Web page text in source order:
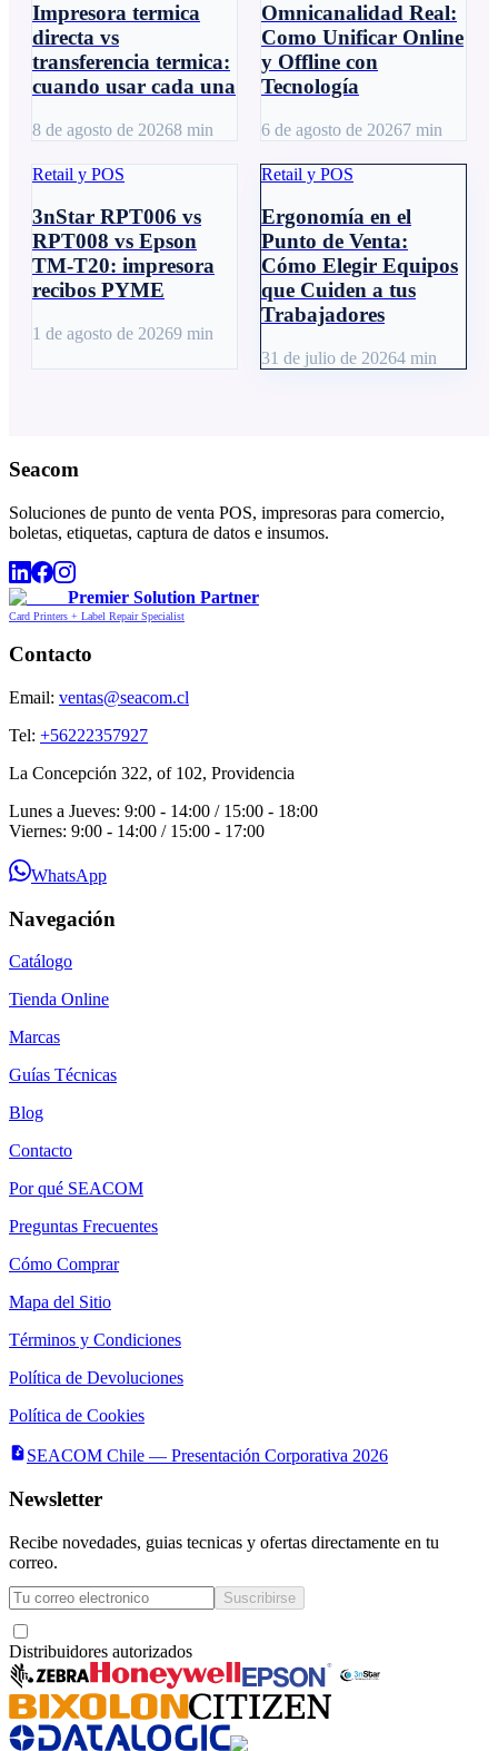
Impresora termica
directa vs
transferencia termica:
cuando usar cada una
8 de agosto de 20268 min
Omnicanalidad Real:
Como Unificar Online
y Offline con
Tecnología
6 de agosto de 20267 min
Retail y POS
3nStar RPT006 vs
RPT008 vs Epson
TM-T20: impresora
recibos PYME
1 de agosto de 20269 min
Retail y POS
Ergonomía en el
Punto de Venta:
Cómo Elegir Equipos
que Cuiden a tus
Trabajadores
31 de julio de 20264 min
Seacom
Soluciones de punto de venta POS, impresoras para comercio,
boletas, etiquetas, captura de datos e insumos.
Premier Solution Partner
Card Printers + Label Repair Specialist
Contacto
Email: ventas@seacom.cl
Tel: +56222357927
La Concepción 322, of 102, Providencia
Lunes a Jueves: 9:00 - 14:00 / 15:00 - 18:00
Viernes: 9:00 - 14:00 / 15:00 - 17:00
WhatsApp
Navegación
Catálogo
Tienda Online
Marcas
Guías Técnicas
Blog
Contacto
Por qué SEACOM
Preguntas Frecuentes
Cómo Comprar
Mapa del Sitio
Términos y Condiciones
Política de Devoluciones
Política de Cookies
SEACOM Chile — Presentación Corporativa 2026
Newsletter
Recibe novedades, guias tecnicas y ofertas directamente en tu
correo.
Suscribirse
Distribuidores autorizados